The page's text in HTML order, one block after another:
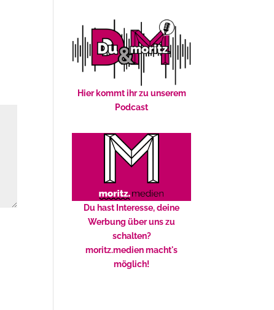
Hier kommt ihr zu unserem
Podcast
Du hast Interesse, deine
Werbung über uns zu
schalten?
moritz.medien macht's
möglich!